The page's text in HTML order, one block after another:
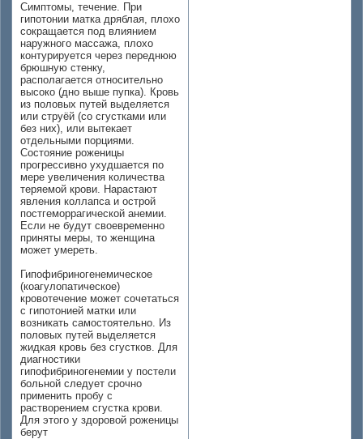
Симптомы, течение. При
гипотонии матка дряблая, плохо
сокращается под влиянием
наружного массажа, плохо
контурируется через переднюю
брюшную стенку,
располагается относительно
высоко (дно выше пупка). Кровь
из половых путей выделяется
или струёй (со сгустками или
без них), или вытекает
отдельными порциями.
Состояние роженицы
прогрессивно ухудшается по
мере увеличения количества
теряемой крови. Нарастают
явления коллапса и острой
постгеморрагической анемии.
Если не будут своевременно
приняты меры, то женщина
может умереть.
Гипофибриногенемическое
(коагулопатическое)
кровотечение может сочетаться
с гипотонией матки или
возникать самостоятельно. Из
половых путей выделяется
жидкая кровь без сгустков. Для
диагностики
гипофибриногенемии у постели
больной следует срочно
применить пробу с
растворением сгустка крови.
Для этого у здоровой роженицы
берут